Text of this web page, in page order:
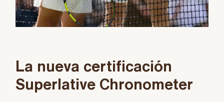
La nueva certificación
Superlative Chronometer